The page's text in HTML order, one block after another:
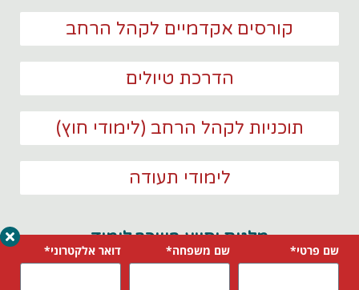
קורסים אקדמיים לקהל הרחב
הדרכת טיולים
תוכניות לקהל הרחב (לימודי חוץ)
לימודי תעודה
מלגות וסיוע בשכר לימוד
שם פרטי* שם משפחה* דואר אלקטרוני*